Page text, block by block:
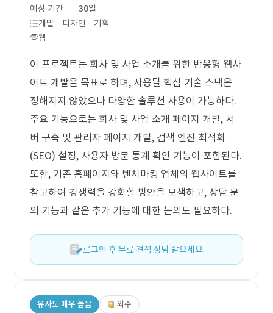
예상 기간
30일
개발 · 디자인 · 기획
웹
이 프로젝트는 회사 및 사업 소개를 위한 반응형 웹사
이트 개발을 목표로 하며, 사용될 핵심 기술 스택은
정해지지 않았으나 다양한 솔루션 사용이 가능하다.
주요 기능으로는 회사 및 사업 소개 페이지 개발, 서
버 구축 및 관리자 페이지 개발, 검색 엔진 최적화
(SEO) 설정, 사용자 방문 통계 확인 기능이 포함된다.
또한, 기존 홈페이지와 벤치마킹 업체의 웹사이트를
참고하여 경쟁력을 강화할 방안을 모색하고, 상담 문
의 기능과 같은 추가 기능에 대한 논의도 필요하다.
로그인 후 무료 견적 상담 받으세요.
유사도 매우 높음 외주